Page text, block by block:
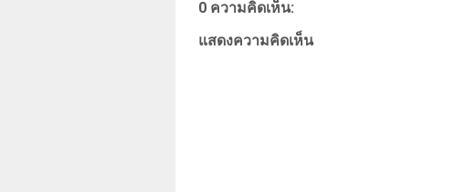
0 ความคิดเห็น:
แสดงความคิดเห็น